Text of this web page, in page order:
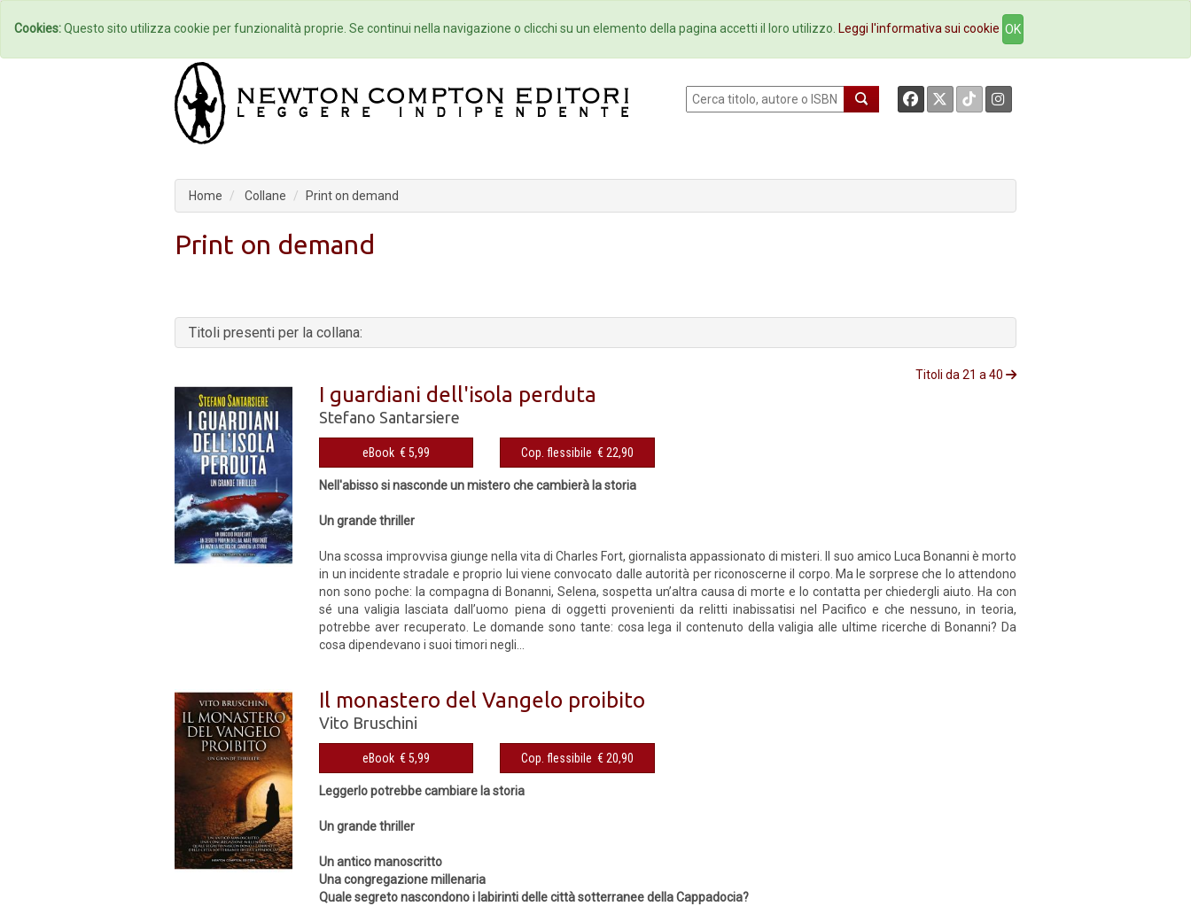
Home Autori Eventi Collane Newsletter Ebookstore Contatti
Home Collane Print on demand
Print on demand
Titoli presenti per la collana:
Titoli da 21 a 40
I guardiani dell'isola perduta
Stefano Santarsiere
eBook € 5,99 Cop. flessibile € 22,90
Nell'abisso si nasconde un mistero che cambierà la storia
Un grande thriller
Una scossa improvvisa giunge nella vita di Charles Fort, giornalista appassionato di misteri. Il suo amico Luca Bonanni è morto
in un incidente stradale e proprio lui viene convocato dalle autorità per riconoscerne il corpo. Ma le sorprese che lo attendono
non sono poche: la compagna di Bonanni, Selena, sospetta un’altra causa di morte e lo contatta per chiedergli aiuto. Ha con
sé una valigia lasciata dall’uomo piena di oggetti provenienti da relitti inabissatisi nel Pacifico e che nessuno, in teoria,
potrebbe aver recuperato. Le domande sono tante: cosa lega il contenuto della valigia alle ultime ricerche di Bonanni? Da
cosa dipendevano i suoi timori negli...
Il monastero del Vangelo proibito
Vito Bruschini
eBook € 5,99 Cop. flessibile € 20,90
Leggerlo potrebbe cambiare la storia
Un grande thriller
Un antico manoscritto
Una congregazione millenaria
Quale segreto nascondono i labirinti delle città sotterranee della Cappadocia?
Cookies:Questo sito utilizza cookie per funzionalità proprie. Se continui nella navigazione o clicchi su un elemento della pagina accetti il loro utilizzo. Leggi l'informativa sui cookie OK